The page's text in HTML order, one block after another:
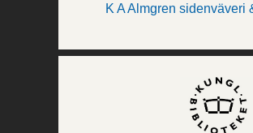
K A Almgren sidenväveri